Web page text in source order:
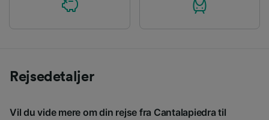
Rejsedetaljer
Vil du vide mere om din rejse fra Cantalapiedra til